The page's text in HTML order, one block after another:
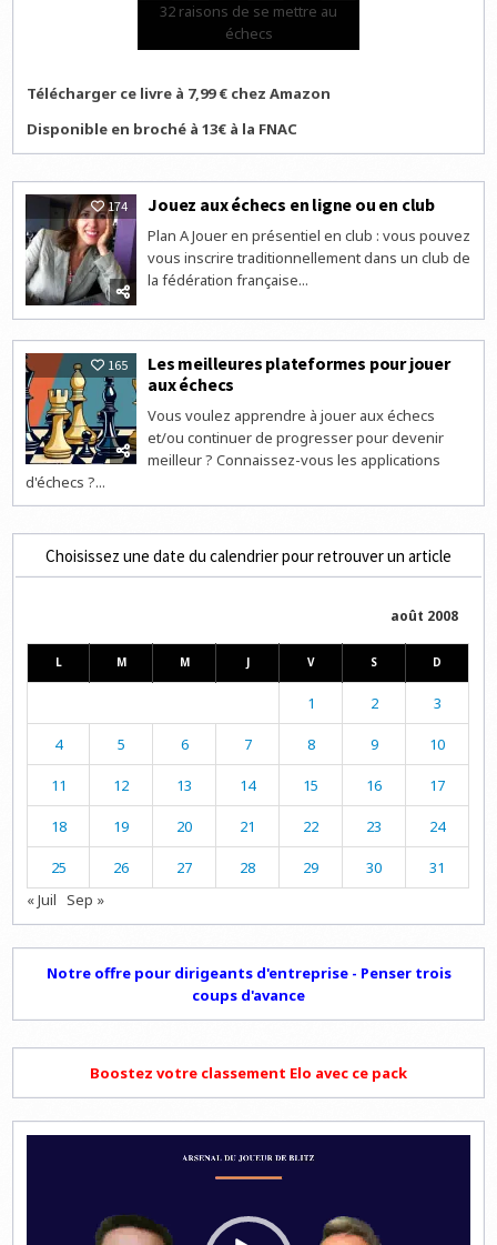
32 raisons de se mettre au
échecs
Télécharger ce livre à 7,99 € chez Amazon
Disponible en broché à 13€ à la FNAC
174 Jouez aux échecs en ligne ou en club
Plan A Jouer en présentiel en club : vous pouvez
vous inscrire traditionnellement dans un club de
la fédération française...
165
Les meilleures plateformes pour jouer
aux échecs
Vous voulez apprendre à jouer aux échecs
et/ou continuer de progresser pour devenir
meilleur ? Connaissez-vous les applications
d'échecs ?...
Choisissez une date du calendrier pour retrouver un article
août 2008
L M M J V S D
1 2 3
4 5 6 7 8 9 10
11 12 13 14 15 16 17
18 19 20 21 22 23 24
25 26 27 28 29 30
31
« Juil Sep »
Notre offre pour dirigeants d'entreprise - Penser trois
coups d'avance
Boostez votre classement Elo avec ce pack